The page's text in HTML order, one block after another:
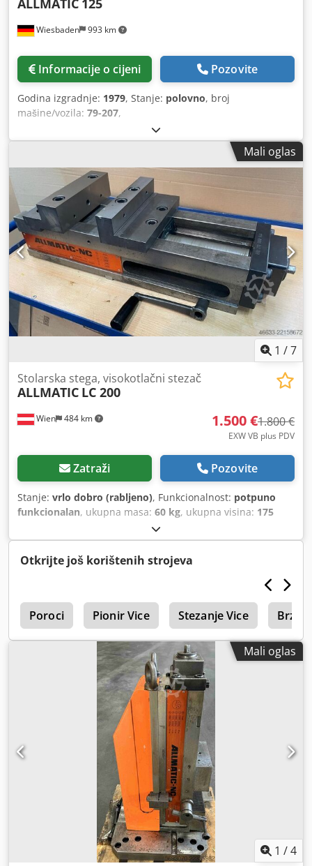
Wiesbaden 993 km
ALLMATIC 125
Informacije o cijeni Pozovite
Godina izgradnje: 1979, Stanje: polovno, broj
mašine/vozila: 79-207,
Mali oglas
1 /7
Wien 484 km
Stolarska stega, visokotlačni stezač
ALLMATIC LC 200
1.500 €1.800 €
EXW VB plus PDV
Zatraži Pozovite
Stanje: vrlo dobro (rabljeno), Funkcionalnost: potpuno
funkcionalan, ukupna masa: 60 kg, ukupna visina: 175
, ukupna dužina:
ukupna širina:200 mm, visina čeljusti:60 mm, širina
stezanja:200 mm, raspon stezanja:435 mm
Tipna pločica dostupna
Otkrijte još korištenih strojeva
Poroci Pionir Vice Stezanje Vice Brzo
Mali oglas
1 /4